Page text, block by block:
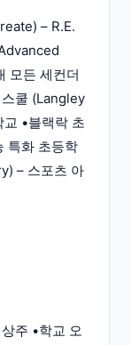
– R.E.
모든 세컨더
쿨 (Langley
•블랙락 초
특화 초등학
– 스포츠 아
주 •학교 오